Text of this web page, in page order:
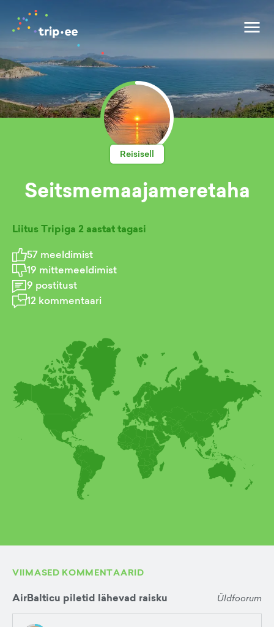
Reisisell
Seitsmemaajameretaha
Liitus Tripiga 2 aastat tagasi
57 meeldimist
19 mittemeeldimist
9 postitust
12 kommentaari
VIIMASED KOMMENTAARID
AirBalticu piletid lähevad raisku Üldfoorum